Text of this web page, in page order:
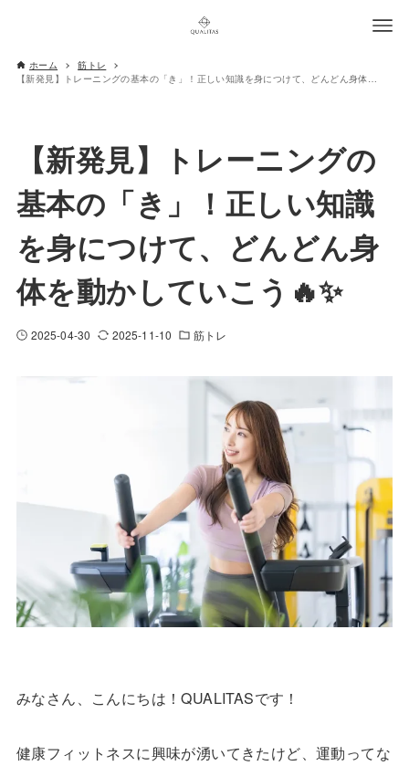
ホーム
筋トレ
【新発見】トレーニングの基本の「き」！正しい知識を身につけて、どんどん身体を動かしていこう🔥✨
【新発見】トレーニングの
基本の「き」！正しい知識
を身につけて、どんどん身
体を動かしていこう🔥✨
2025-04-30 2025-11-10 筋トレ
みなさん、こんにちは！QUALITASです！
健康フィットネスに興味が湧いてきたけど、運動ってな